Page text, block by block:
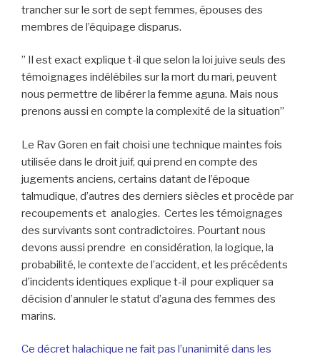
trancher sur le sort de sept femmes, épouses des
membres de l’équipage disparus.
” Il est exact explique t-il que selon la loi juive seuls des
témoignages indélébiles sur la mort du mari, peuvent
nous permettre de libérer la femme aguna. Mais nous
prenons aussi en compte la complexité de la situation”
Le Rav Goren en fait choisi une technique maintes fois
utilisée dans le droit juif, qui prend en compte des
jugements anciens, certains datant de l’époque
talmudique, d’autres des derniers siècles et procède par
recoupements et analogies. Certes les témoignages
des survivants sont contradictoires. Pourtant nous
devons aussi prendre en considération, la logique, la
probabilité, le contexte de l’accident, et les précédents
d’incidents identiques explique t-il pour expliquer sa
décision d’annuler le statut d’aguna des femmes des
marins.
Ce décret halachique ne fait pas l’unanimité dans les